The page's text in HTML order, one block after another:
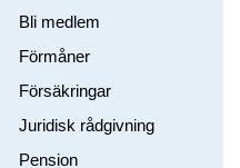
Bli medlem
Förmåner
Försäkringar
Juridisk rådgivning
Pension